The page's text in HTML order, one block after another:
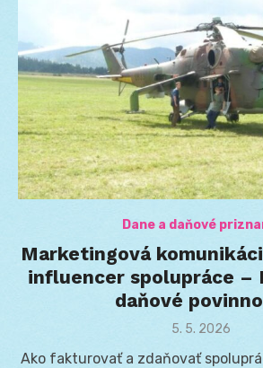
Dane a daňové
Marketingová
influencer spolupráce –
daňové
Posted
5. 5. 2026
Ako fakturovať a zdaňovať